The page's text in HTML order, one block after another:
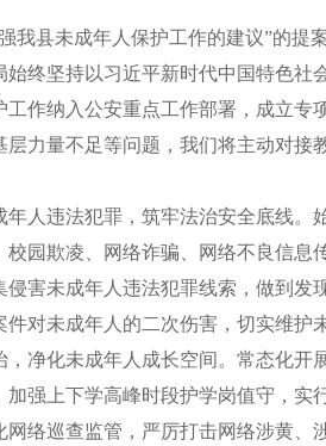
我县未成年人保护工作的建议”的提
始终坚持以习近平新时代中国特色
工作纳入公安重点工作部署，成立
层力量不足等问题，我们将主动对
年人违法犯罪，筑牢法治安全底线。
校园欺凌、网络诈骗、网络不良信
侵害未成年人违法犯罪线索，做到
件对未成年人的二次伤害，切实维护
，净化未成年人成长空间 。 常态化开
加强上下学高峰时段护学岗值守，
网络巡查监管，严厉打击网络涉黄